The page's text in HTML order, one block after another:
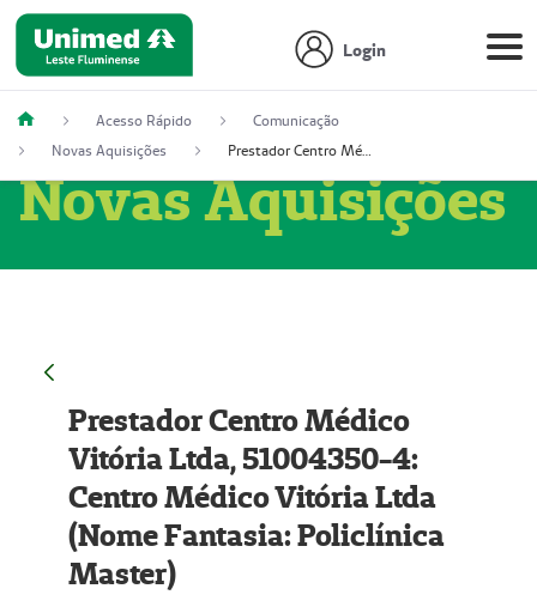
Login
Acesso Rápido
Comunicação
Novas Aquisições
Prestador Centro Médico Vitória Ltda, 51004350-4: Centro Médico Vitória Ltda (Nome Fantasia: Policlínica Master)
Novas Aquisições
Prestador Centro Médico
Vitória Ltda, 51004350-4:
Centro Médico Vitória Ltda
(Nome Fantasia: Policlínica
Master)